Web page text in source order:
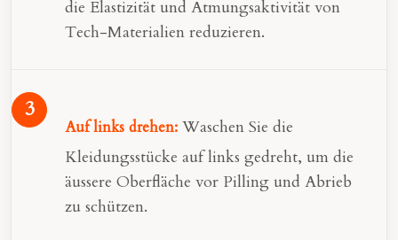
die Elastizität und Atmungsaktivität von
Tech-Materialien reduzieren.
Auf links drehen: Waschen Sie die
Kleidungsstücke auf links gedreht, um die
äussere Oberfläche vor Pilling und Abrieb
zu schützen.